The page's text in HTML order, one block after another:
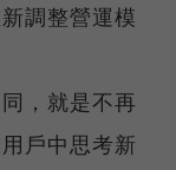
調整營運模
，就是不再
戶中思考新